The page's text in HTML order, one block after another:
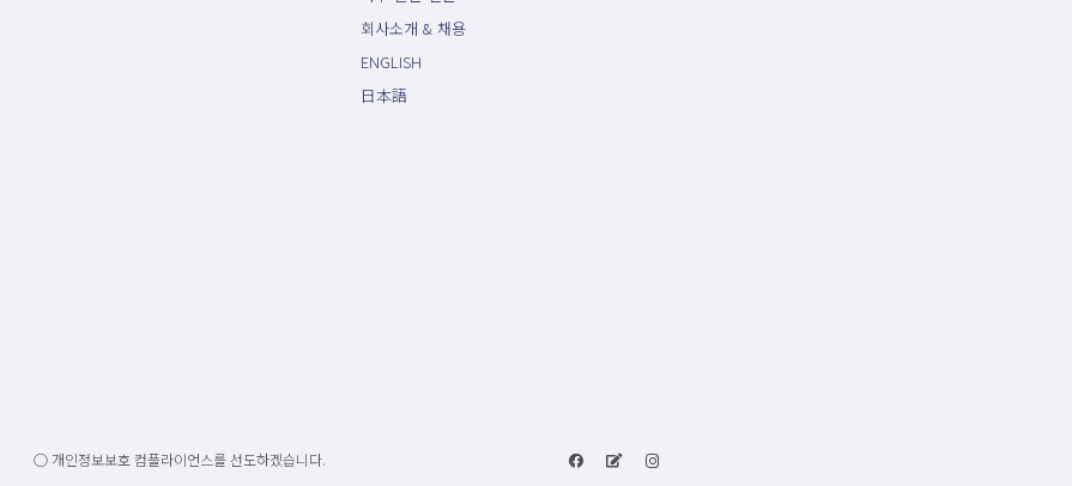
회사소개 & 채용
ENGLISH
日本語
○ 개인정보보호 컴플라이언스를 선도하겠습니다.